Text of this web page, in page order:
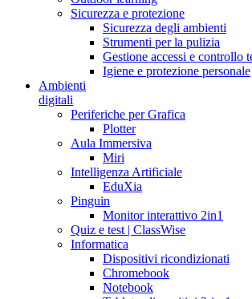
Sicurezza e protezione
Sicurezza degli ambienti
Strumenti per la pulizia
Gestione accessi e controllo
Igiene e protezione personale
Ambienti
digitali
Periferiche per Grafica
Plotter
Aula Immersiva
Miri
Intelligenza Artificiale
EduXia
Pinguin
Monitor interattivo 2in1
Quiz e test | ClassWise
Informatica
Dispositivi ricondizionati
Chromebook
Notebook